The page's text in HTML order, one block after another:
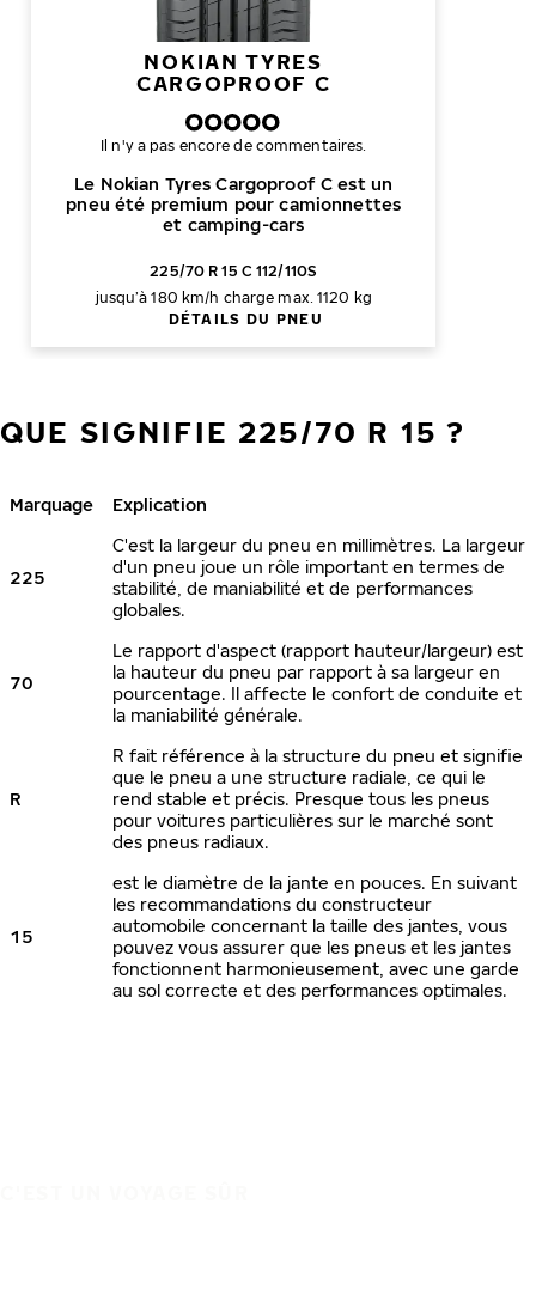
NOKIAN TYRES
CARGOPROOF C
Le Nokian Tyres Cargoproof C est un
pneu été premium pour camionnettes
et camping-cars
Il n'y a pas encore de commentaires.
225/70 R 15 C 112/110S
jusqu’à 180 km/h charge max. 1120 kg
DÉTAILS DU PNEU
QUE SIGNIFIE 225/70 R 15 ?
Marquage Explication
225
C'est la largeur du pneu en millimètres. La largeur
d'un pneu joue un rôle important en termes de
stabilité, de maniabilité et de performances
globales.
70
Le rapport d'aspect (rapport hauteur/largeur) est
la hauteur du pneu par rapport à sa largeur en
pourcentage. Il affecte le confort de conduite et
la maniabilité générale.
R
R fait référence à la structure du pneu et signifie
que le pneu a une structure radiale, ce qui le
rend stable et précis. Presque tous les pneus
pour voitures particulières sur le marché sont
des pneus radiaux.
15
est le diamètre de la jante en pouces. En suivant
les recommandations du constructeur
automobile concernant la taille des jantes, vous
pouvez vous assurer que les pneus et les jantes
fonctionnent harmonieusement, avec une garde
au sol correcte et des performances optimales.